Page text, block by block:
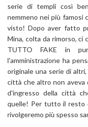
serie di templi così
nemmeno nei più famosi
visto! Dopo aver fatto
Mina, colta da rimorso,
TUTTO FAKE in
l'amministrazione ha
originale una serie di
città che altro non aveva
d'ingresso della città
quelle! Per tutto il resto
rivolgeremo più spesso